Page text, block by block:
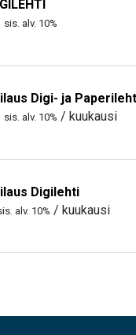
sis. alv. 10%
Digi- ja
sis. alv. 10% / kuukausi
Digilehti
alv. 10% / kuukausi